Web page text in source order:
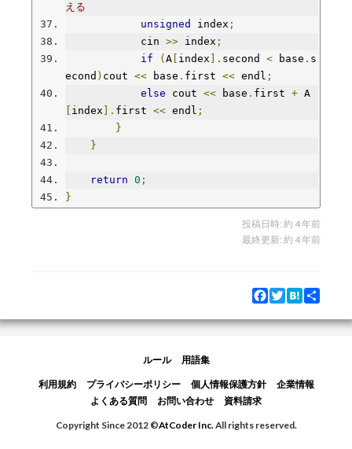
える
unsigned
index ;
            cin
>> index ;
if
( A index ]. second < base . s
econd ) cout << base . first << endl ;
else cout << base . first + A
index ]. first << endl ;
}
}
return 0 ;
}
投稿日時: 約 4 年前
最終更新: 約 4 年前
Facebook
Twitter
Hatena
ルール 用語集
利用規約 プライバシーポリシー 個人情報保護方針
企業情報
よくある質問
お問い合わせ 資料請求
Copyright Since 2012 ©AtCoder Inc.All rights reserved.